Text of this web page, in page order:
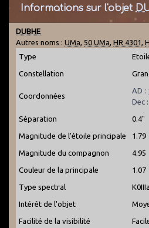
Informations sur l'objet
DUBHE
Autres noms : UMa, 50 UMa, HR 4301,
Type
Constellation
Coordonnées
AD :
Dec :
Séparation 0.4"
Magnitude de l'étoile principale 1.79
Magnitude du compagnon 4.95
Couleur de la principale 1.07
Type spectral K0IIIa
Intérêt de l'objet
Facilité de la visibilité